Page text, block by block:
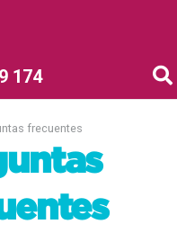
174
frecuentes